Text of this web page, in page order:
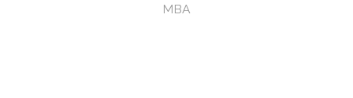
MBA